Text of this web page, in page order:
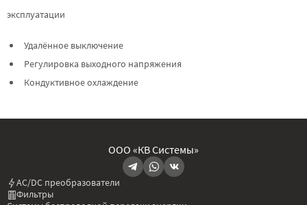
эксплуатации
Удалённое выключение
Регулировка выходного напряжения
Кондуктивное охлаждение
ООО «КВ Системы»
AC/DC преобразователи
Фильтры